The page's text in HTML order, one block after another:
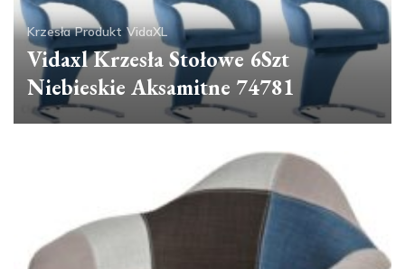
Krzesła Produkt VidaXL
Vidaxl Krzesła Stołowe 6Szt
Niebieskie Aksamitne 74781